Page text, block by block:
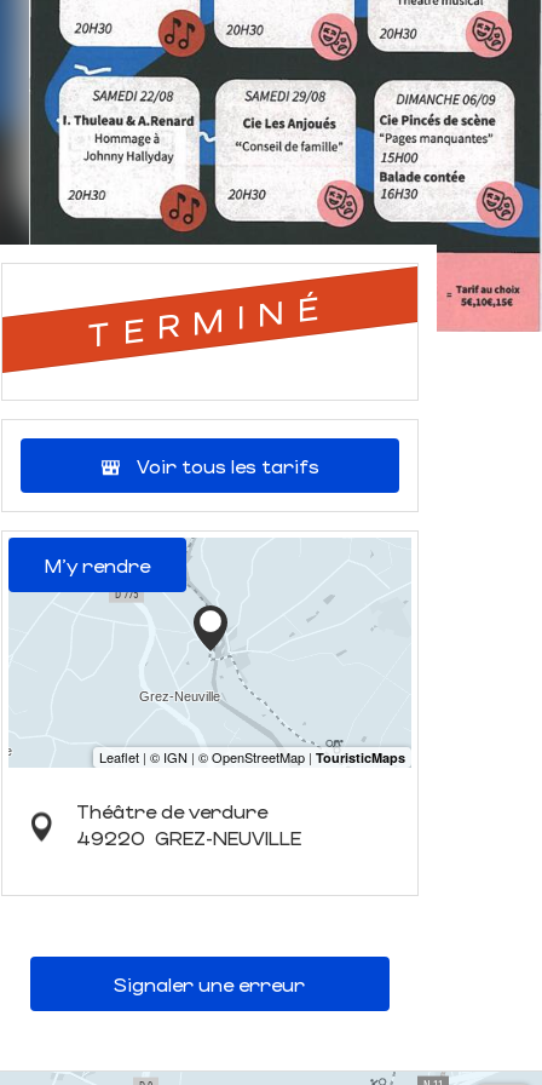
TERMINÉ
Voir tous les tarifs
M'y rendre
Théâtre de verdure
49220 GREZ-NEUVILLE
Signaler une erreur